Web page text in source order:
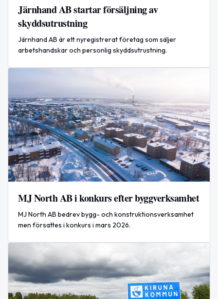
Järnhand AB startar försäljning av
skyddsutrustning
Järnhand AB är ett nyregistrerat företag som säljer
arbetshandskar och personlig skyddsutrustning.
MJ North AB i konkurs efter byggverksamhet
MJ North AB bedrev bygg- och konstruktionsverksamhet
men försattes i konkurs i mars 2026.